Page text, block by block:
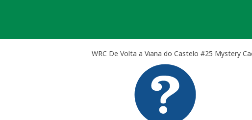
WRC De Volta a Viana do Castelo #25 Mystery